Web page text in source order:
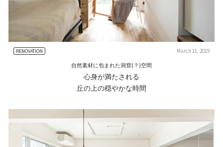
RENOVATION March 11, 2019
自然素材に包まれた洞窟(？)空間
心身が満たされる
丘の上の穏やかな時間